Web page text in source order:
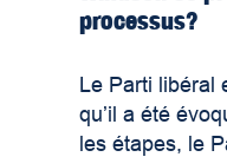
processus?
Le Parti libéral
qu’il a été
les étapes, le